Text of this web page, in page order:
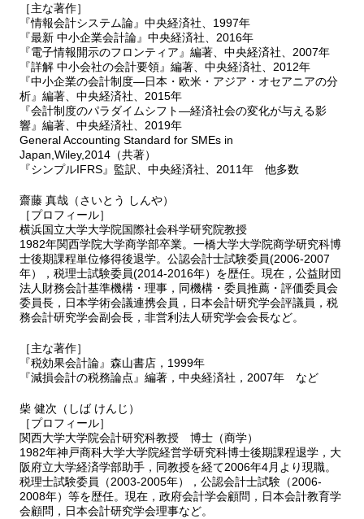
問題Ⅱ-13 外貨換算
外貨換算《理論編》
外貨換算《理論・計算編》
問題Ⅱ-14 四半期財務諸表および中間財務諸表
四半期財務諸表および中間財務諸表《理論編》
四半期財務諸表および中間財務諸表《計算編》
Ⅲ 総合問題編
総合問題（１)
総合問題（２)
Ⅳ 解答編
Ⅰ 基本論点編
問題Ⅰ-１
問題Ⅰ-２
問題Ⅰ-３
問題Ⅰ-４
問題Ⅰ-５
問題Ⅰ-６
問題Ⅰ-７
問題Ⅰ-８
問題Ⅰ-10
問題Ⅰ-11
問題Ⅰ-12
問題Ⅰ-13
問題Ⅰ-14
問題Ⅰ-15
問題Ⅰ-16
［主な著作］
『情報会計システム論』中央経済社、1997年
『最新 中小企業会計論』中央経済社、2016年
『電子情報開示のフロンティア』編著、中央経済社、2007年
『詳解 中小会社の会計要領』編著、中央経済社、2012年
『中小企業の会計制度―日本・欧米・アジア・オセアニアの分
析』編著、中央経済社、2015年
『会計制度のパラダイムシフト―経済社会の変化が与える影
響』編著、中央経済社、2019年
General Accounting Standard for SMEs in
Japan,Wiley,2014（共著）
『シンプルIFRS』監訳、中央経済社、2011年 他多数
齋藤 真哉（さいとう しんや）
［プロフィール］
横浜国立大学大学院国際社会科学研究院教授
1982年関西学院大学商学部卒業。一橋大学大学院商学研究科博
士後期課程単位修得後退学。公認会計士試験委員(2006-2007
年），税理士試験委員(2014-2016年）を歴任。現在，公益財団
法人財務会計基準機構・理事，同機構・委員推薦・評価委員会
委員長，日本学術会議連携会員，日本会計研究学会評議員，税
務会計研究学会副会長，非営利法人研究学会会長など。
［主な著作］
『税効果会計論』森山書店，1999年
『減損会計の税務論点』編著，中央経済社，2007年 など
柴 健次（しば けんじ）
［プロフィール］
関西大学大学院会計研究科教授 博士（商学）
1982年神戸商科大学大学院経営学研究科博士後期課程退学，大
阪府立大学経済学部助手，同教授を経て2006年4月より現職。
税理士試験委員（2003-2005年），公認会計士試験（2006-
2008年）等を歴任。現在，政府会計学会顧問，日本会計教育学
会顧問，日本会計研究学会理事など。